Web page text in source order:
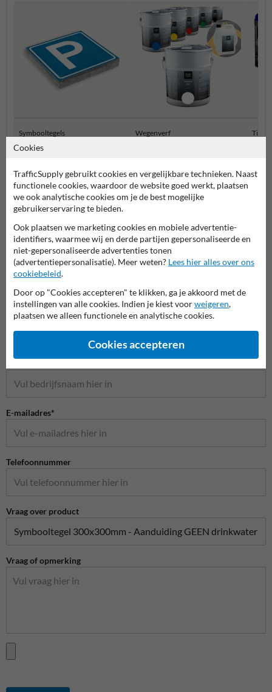
Symbooltegels Wegenverf
Wegmarkering DIY
Stel je vraag aan Grondmarkering.be
Naam*
E-mailadres*
Telefoonnummer
Vraag over product
Vraag of opmerking
Cookies
TrafficSupply gebruikt cookies en vergelijkbare technieken. Naast
functionele cookies, waardoor de website goed werkt, plaatsen
we ook analytische cookies om je de best mogelijke
gebruikerservaring te bieden.
Ook plaatsen we marketing cookies en mobiele advertentie-
identifiers, waarmee wij en derde partijen gepersonaliseerde en
niet-gepersonaliseerde advertenties tonen
(advertentiepersonalisatie). Meer weten? Lees hier alles over ons
cookiebeleid.
Door op "Cookies accepteren" te klikken, ga je akkoord met de
instellingen van alle cookies. Indien je kiest voorweigeren,
plaatsen we alleen functionele en analytische cookies.
Cookies accepteren